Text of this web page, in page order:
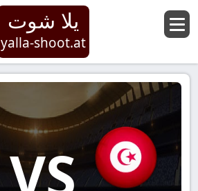
يلا شوت
yalla-shoot.at
VS